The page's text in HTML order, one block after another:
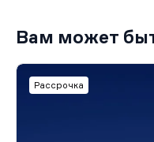
Вам может
Рассрочка